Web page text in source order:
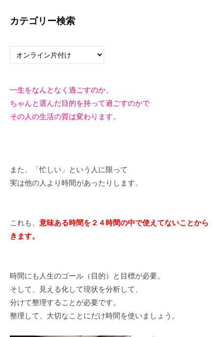
カテゴリー検索
カ
検
索
一生をなんとなく過ごすのか、
ちゃんと選んだ目的を持って過ごすのかで
その人の生活の質は変わります。
また、「忙しい」という人に限って
実は他の人より時間があったりします。
これも、 意味ある時間を２４時間の中で使えてないことから
きます。
時間にも人生のゴール（目的）と目標が必要。
そして、見える化して現状を分析して、
分けて整理することが必要です。
整理して、大切なことにだけ時間を使いましょう。